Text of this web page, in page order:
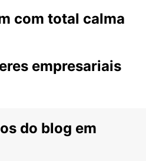
com total calma
empresariais
do blog em